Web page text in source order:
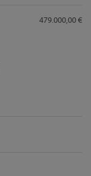
479.000,00 €